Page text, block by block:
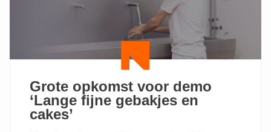
OPLEIDINGEN
CHOCOLADE
Grote opkomst voor demo
‘Lange fijne gebakjes en
cakes’